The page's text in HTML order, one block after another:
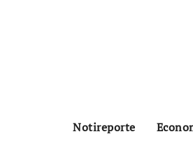
Notireporte